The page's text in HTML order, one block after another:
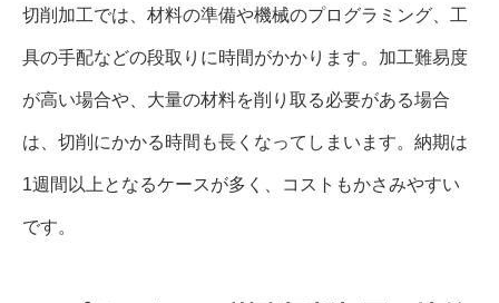
切削加工では、材料の準備や機械のプログラミング、工
具の手配などの段取りに時間がかかります。加工難易度
が高い場合や、大量の材料を削り取る必要がある場合
は、切削にかかる時間も長くなってしまいます。納期は
1週間以上となるケースが多く、コストもかさみやすい
です。